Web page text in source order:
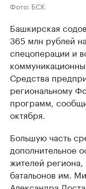
Фото: БСК
Башкирская
365 млн рублей
спецоперации и
Средства
региональному
программ,
октября.
Большую часть
дополнительное
жителей
батальонов им.